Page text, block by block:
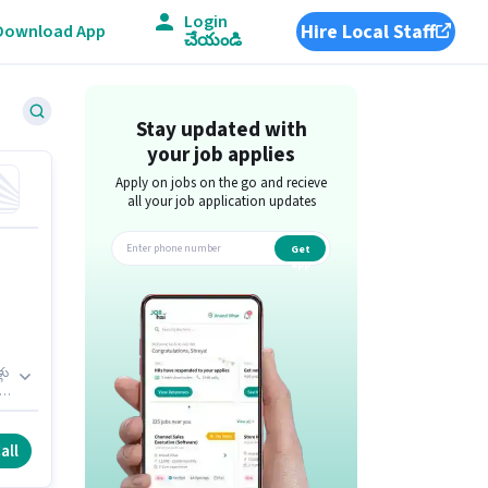
App Login
చేయండి Hire Local Staff
Stay updated with
your job applies
Apply on jobs on the go and recieve
all your job application updates
Get
app